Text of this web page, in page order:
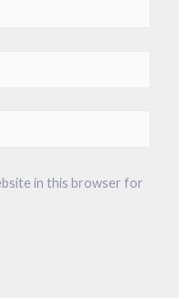
in this browser for